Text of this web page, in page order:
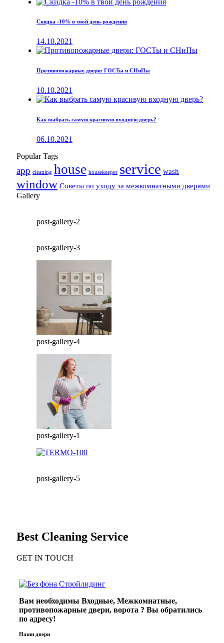
Скидка -10% в твой день рождения
14.10.2021
Противопожарные двери: ГОСТы и СНиПы
10.10.2021
Как выбрать самую красивую входную дверь?
06.10.2021
Popular Tags
app cleaning house housekeeper service wash
window Советы по уходу за межкомнатными дверями
Gallery
post-gallery-2
post-gallery-3
post-gallery-4
post-gallery-1
post-gallery-5
Best Cleaning Service
GET IN TOUCH
Вам необходимы Входные, Межкомнатные,
противопожарные двери, ворота ? Вы обратились
по адресу!
Наши двери